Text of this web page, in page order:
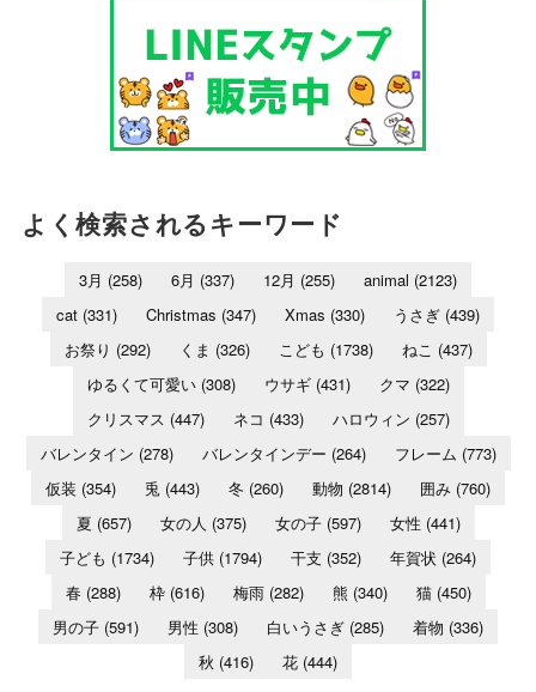
よく検索されるキーワード
3月 (258) 6月 (337) 12月 (255) animal (2123)
cat (331) Christmas (347) Xmas (330) うさぎ (439)
お祭り (292) くま (326) こども (1738) ねこ (437)
ゆるくて可愛い(308) ウサギ(431) クマ (322)
クリスマス (447) ネコ (433) ハロウィン (257)
バレンタイン (278) バレンタインデー (264) フレーム (773)
仮装 (354) 兎 (443) 冬 (260) 動物 (2814) 囲み (760)
夏 (657) 女の人 (375) 女の子(597) 女性 (441)
子ども (1734) 子供 (1794) 干支 (352) 年賀状 (264)
春(288) 枠(616) 梅雨(282) 熊 (340) 猫(450)
男の子 (591) 男性 (308) 白いうさぎ (285) 着物 (336)
秋 (416) 花 (444)